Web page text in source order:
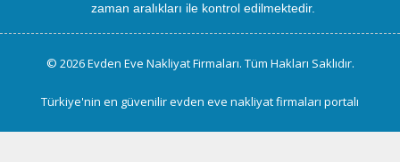
zaman aralıkları ile kontrol edilmektedir.
© 2026 Evden Eve Nakliyat Firmaları. Tüm Hakları Saklıdır.
Türkiye'nin en güvenilir evden eve nakliyat firmaları portalı